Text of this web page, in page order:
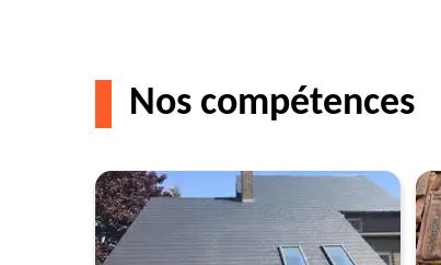
Nos compétences